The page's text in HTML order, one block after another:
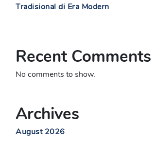
Tradisional di Era Modern
Recent Comments
No comments to show.
Archives
August 2026